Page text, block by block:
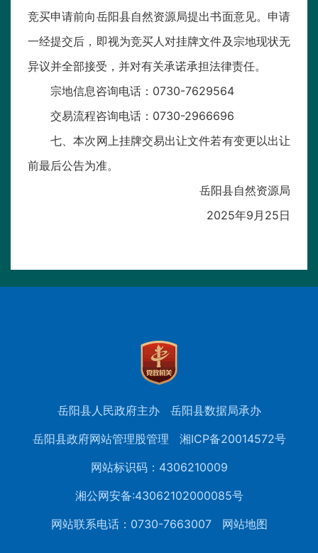
竞买申请前向岳阳县自然资源局提出书面意见。申请
一经提交后，即视为竞买人对挂牌文件及宗地现状无
异议并全部接受，并对有关承诺承担法律责任。
宗地信息咨询电话：0730-7629564
交易流程咨询电话：0730-2966696
七、本次网上挂牌交易出让文件若有变更以出让
前最后公告为准。
岳阳县自然资源局
2025年9月25日
岳阳县人民政府主办
岳阳县数据局承办
岳阳县政府网站管理股管理
湘ICP备20014572号
网站标识码：4306210009
湘公网安备:43062102000085号
网站联系电话：0730-7663007
网站地图